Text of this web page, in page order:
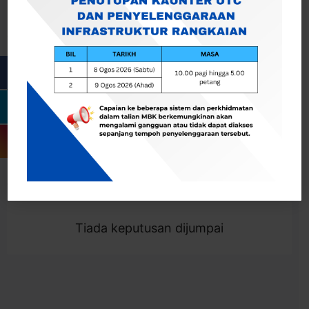
Togol Penapis
Showing 0 result
Tiada keputusan dijumpai